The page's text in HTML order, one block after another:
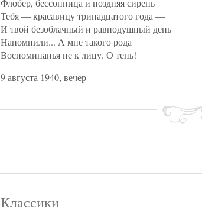
Флобер, бессонница и поздняя сирень
Тебя — красавицу тринадцатого года —
И твой безоблачный и равнодушный день
Напомнили... А мне такого рода
Воспоминанья не к лицу. О тень!
9 августа 1940, вечер
Классики